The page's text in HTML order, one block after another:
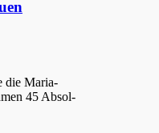
die Maria-
45 Absol­